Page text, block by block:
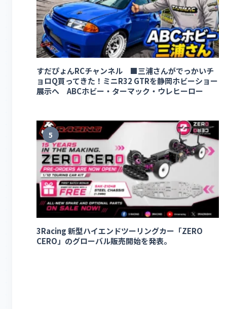
すだぴょんRCチャンネル ■三浦さんがでっかいチ
ョロQ買ってきた！ミニR32 GTRを静岡ホビーショー
展示へ ABCホビー・ターマック・ウレヒーロー
5
3Racing 新型ハイエンドツーリングカー「ZERO
CERO」のグローバル販売開始を発表。